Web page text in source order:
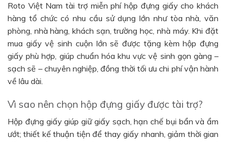
Roto Việt Nam tài trợ miễn phí hộp đựng giấy cho khách
hàng tổ chức có nhu cầu sử dụng lớn như tòa nhà, văn
phòng, nhà hàng, khách sạn, trường học, nhà máy. Khi đặt
mua giấy vệ sinh cuộn lớn sẽ được tặng kèm hộp đựng
giấy phù hợp, giúp chuẩn hóa khu vực vệ sinh gọn gàng –
sạch sẽ – chuyên nghiệp, đồng thời tối ưu chi phí vận hành
về lâu dài.
Vì sao nên chọn hộp đựng giấy được tài trợ?
Hộp đựng giấy giúp giữ giấy sạch, hạn chế bụi bẩn và ẩm
ướt; thiết kế thuận tiện để thay giấy nhanh, giảm thời gian